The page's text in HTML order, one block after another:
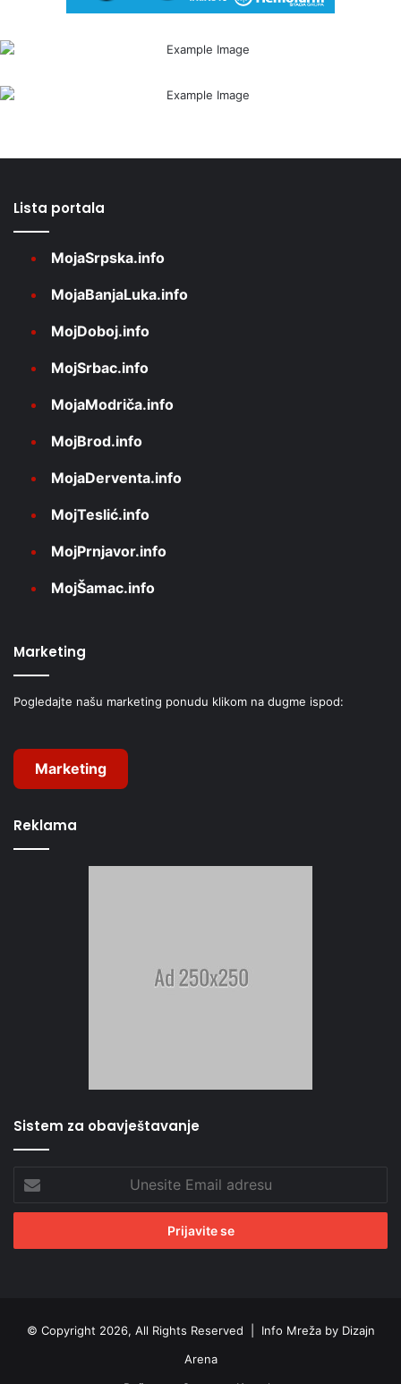
Lista portala
MojaSrpska.info
MojaBanjaLuka.info
MojDoboj.info
MojSrbac.info
MojaModriča.info
MojBrod.info
MojaDerventa.info
MojTeslić.info
MojPrnjavor.info
MojŠamac.info
Marketing
Pogledajte našu marketing ponudu klikom na dugme ispod:
Marketing
Reklama
Sistem za obavještavanje
Email
adresu
© Copyright 2026, All Rights Reserved | Info Mreža by Dizajn
Arena